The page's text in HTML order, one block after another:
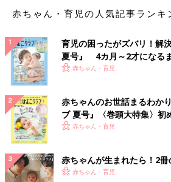
赤ちゃん・育児の人気記事ランキ
育児の困ったがズバリ！解
夏号』 4カ月～2才になる
いっぱい！
赤ちゃん・育児
赤ちゃんのお世話まるわか
ブ 夏号』〈巻頭大特集〉初
く！ おっぱい・ミルクの基
赤ちゃん・育児
赤ちゃんが生まれたら！2冊
赤ちゃん・育児